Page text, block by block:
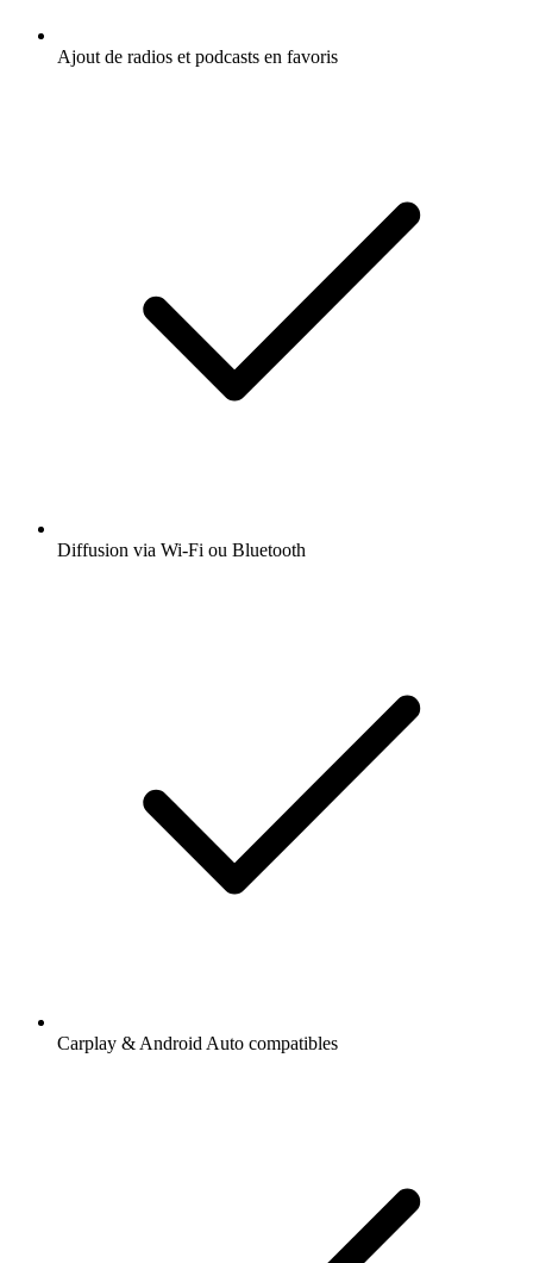
Ajout de radios et podcasts en favoris
Diffusion via Wi-Fi ou Bluetooth
Carplay & Android Auto compatibles